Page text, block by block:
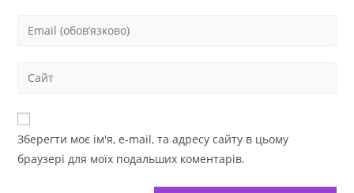
Зберегти моє ім'я, e-mail, та адресу сайту в цьому
браузері для моїх подальших коментарів.